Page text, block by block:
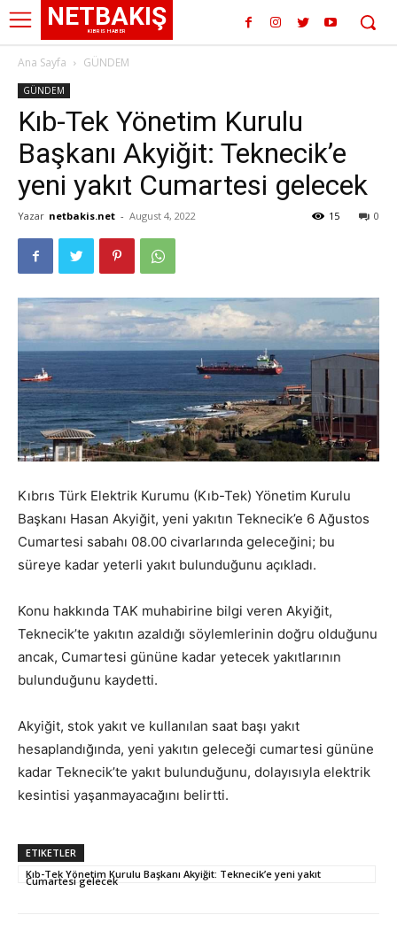
NETBAKIŞ
KIBRIS HABER
Ana Sayfa GÜNDEM
GÜNDEM
Kıb-Tek Yönetim Kurulu
Başkanı Akyiğit: Teknecik’e
yeni yakıt Cumartesi gelecek
Yazar netbakis.net - August 4, 2022 0
15
Kıbrıs Türk Elektrik Kurumu (Kıb-Tek) Yönetim Kurulu
Başkanı Hasan Akyiğit, yeni yakıtın Teknecik’e 6 Ağustos
Cumartesi sabahı 08.00 civarlarında geleceğini; bu
süreye kadar yeterli yakıt bulunduğunu açıkladı.
Konu hakkında TAK muhabirine bilgi veren Akyiğit,
Teknecik’te yakıtın azaldığı söylemlerinin doğru olduğunu
ancak, Cumartesi gününe kadar yetecek yakıtlarının
bulunduğunu kaydetti.
Akyiğit, stok yakıt ve kullanılan saat başı yakıt
hesaplandığında, yeni yakıtın geleceği cumartesi gününe
kadar Teknecik’te yakıt bulunduğunu, dolayısıyla elektrik
kesintisi yaşanmayacağını belirtti.
ETIKETLER
Kıb-Tek Yönetim Kurulu Başkanı Akyiğit: Teknecik’e yeni yakıt
Cumartesi gelecek